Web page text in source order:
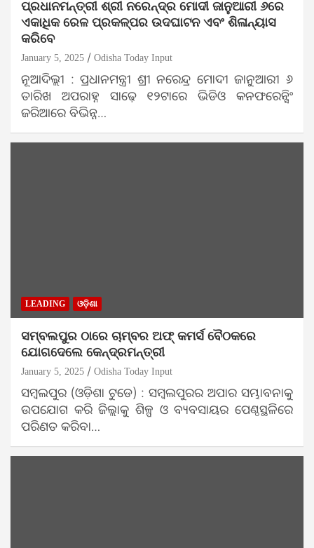
ପ୍ରଧାନମନ୍ତ୍ରୀ ଶ୍ରୀ ନରେନ୍ଦ୍ର ମୋଦୀ ଜାନୁଆରୀ ୬ରେ
ଏକାଧିକ ରେଳ ପ୍ରକଳ୍ପର ଉଦଘାଟନ ଏବଂ ଶିଳାନ୍ୟାସ
କରିବେ
January 5, 2025 Odisha Today Input
ନୂଆଦିଲ୍ଲୀ : ପ୍ରଧାନମନ୍ତ୍ରୀ ଶ୍ରୀ ନରେନ୍ଦ୍ର ମୋଦୀ ଜାନୁଆରୀ ୬
ତାରିଖ ଅପରାହ୍ନ ସାଢ଼େ ୧୨ଟାରେ ଭିଡିଓ କନଫରେନ୍ସିଂ
ଜରିଆରେ ବିଭିନ୍ନ…
LEADING ଓଡ଼ିଶା
ସମ୍ବଲପୁର ଠାରେ ଚାମ୍ବର ଅଫ୍ କମର୍ସ ବୈଠକରେ
ଯୋଗଦେଲେ କେନ୍ଦ୍ରମନ୍ତ୍ରୀ
January 5, 2025 Odisha Today Input
ସମ୍ବଲପୁର (ଓଡ଼ିଶା ଟୁଡେ) : ସମ୍ବଲପୁରର ଅପାର ସମ୍ଭାବନାକୁ
ଉପଯୋଗ କରି ଜିଲ୍ଲାକୁ ଶିଳ୍ପ ଓ ବ୍ୟବସାୟର ପେଣ୍ଠସ୍ଥଳିରେ
ପରିଣତ କରିବା…